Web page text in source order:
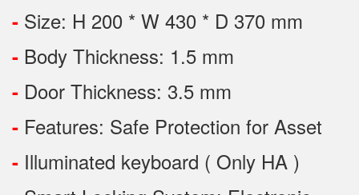
- Size: H 200 * W 430 * D 370 mm
- Body Thickness: 1.5 mm
- Door Thickness: 3.5 mm
- Features: Safe Protection for Asset
- Illuminated keyboard ( Only HA )